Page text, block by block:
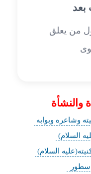
بعد
من يعلق
والنشأة
وشاعره وبوابه
السلام)
السلام)
سطور